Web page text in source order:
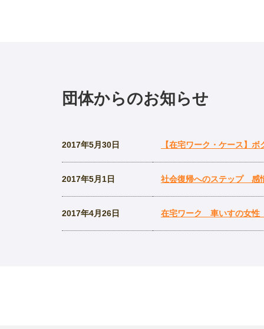
団体からのお知らせ
2017年5月30日 【在宅ワーク・ケース】
2017年5月1日 社会復帰へのステップ 感
2017年4月26日 在宅ワーク 車いすの女